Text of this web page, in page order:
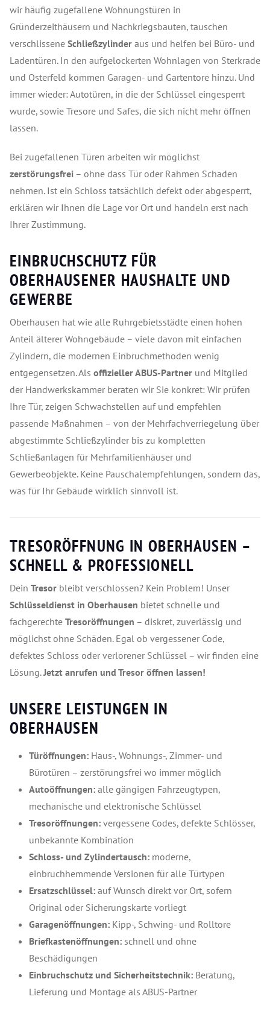
wir häufig zugefallene Wohnungstüren in
Gründerzeithäusern und Nachkriegsbauten, tauschen
verschlissene Schließzylinder aus und helfen bei Büro- und
Ladentüren. In den aufgelockerten Wohnlagen von Sterkrade
und Osterfeld kommen Garagen- und Gartentore hinzu. Und
immer wieder: Autotüren, in die der Schlüssel eingesperrt
wurde, sowie Tresore und Safes, die sich nicht mehr öffnen
lassen.
Bei zugefallenen Türen arbeiten wir möglichst
zerstörungsfrei – ohne dass Tür oder Rahmen Schaden
nehmen. Ist ein Schloss tatsächlich defekt oder abgesperrt,
erklären wir Ihnen die Lage vor Ort und handeln erst nach
Ihrer Zustimmung.
EINBRUCHSCHUTZ FÜR
OBERHAUSENER HAUSHALTE UND
GEWERBE
Oberhausen hat wie alle Ruhrgebietsstädte einen hohen
Anteil älterer Wohngebäude – viele davon mit einfachen
Zylindern, die modernen Einbruchmethoden wenig
entgegensetzen. Als offizieller ABUS-Partner und Mitglied
der Handwerkskammer beraten wir Sie konkret: Wir prüfen
Ihre Tür, zeigen Schwachstellen auf und empfehlen
passende Maßnahmen – von der Mehrfachverriegelung über
abgestimmte Schließzylinder bis zu kompletten
Schließanlagen für Mehrfamilienhäuser und
Gewerbeobjekte. Keine Pauschalempfehlungen, sondern das,
was für Ihr Gebäude wirklich sinnvoll ist.
TRESORÖFFNUNG IN OBERHAUSEN –
SCHNELL & PROFESSIONELL
Dein Tresor bleibt verschlossen? Kein Problem! Unser
Schlüsseldienst in Oberhausen bietet schnelle und
fachgerechte Tresoröffnungen – diskret, zuverlässig und
möglichst ohne Schäden. Egal ob vergessener Code,
defektes Schloss oder verlorener Schlüssel – wir finden eine
Lösung.Jetzt anrufen und Tresor öffnen lassen!
UNSERE LEISTUNGEN IN
OBERHAUSEN
Türöffnungen: Haus-, Wohnungs-, Zimmer- und
Bürotüren – zerstörungsfrei wo immer möglich
Autoöffnungen: alle gängigen Fahrzeugtypen,
mechanische und elektronische Schlüssel
Tresoröffnungen: vergessene Codes, defekte Schlösser,
unbekannte Kombination
Schloss- und Zylindertausch: moderne,
einbruchhemmende Versionen für alle Türtypen
Ersatzschlüssel: auf Wunsch direkt vor Ort, sofern
Original oder Sicherungskarte vorliegt
Garagenöffnungen: Kipp-, Schwing- und Rolltore
Briefkastenöffnungen: schnell und ohne
Beschädigungen
Einbruchschutz und Sicherheitstechnik: Beratung,
Lieferung und Montage als ABUS-Partner